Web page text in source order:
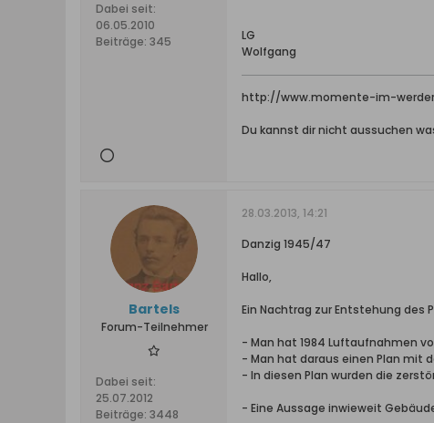
Dabei seit:
06.05.2010
Beiträge: 345
LG
Wolfgang
http://www.momente-im-
Du kannst dir nicht aussuchen
Bartels
Forum-Teilnehmer
Dabei seit:
25.07.2012
Beiträge: 3448
28.03.2013, 14:21
Danzig 1945/47
Hallo,
Ein Nachtrag zur Entstehung des
- Man hat 1984 Luftaufnahmen
- Man hat daraus einen Plan mit
- In diesen Plan wurden die
- Eine Aussage inwieweit